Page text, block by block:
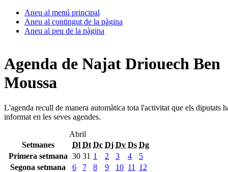
Aneu al menú principal
Aneu al contingut de la pàgina
Aneu al peu de la pàgina
Agenda de Najat Driouech Ben
Moussa
L'agenda recull de manera automàtica tota l'activitat que els diputats
informat en les seves agendes.
Abril
Setmanes
Dl Dt Dc Dj Dv Ds Dg
Primera setmana 30 31 1 2 3 4
5
Segona setmana
6 7 8 9 10 11
12